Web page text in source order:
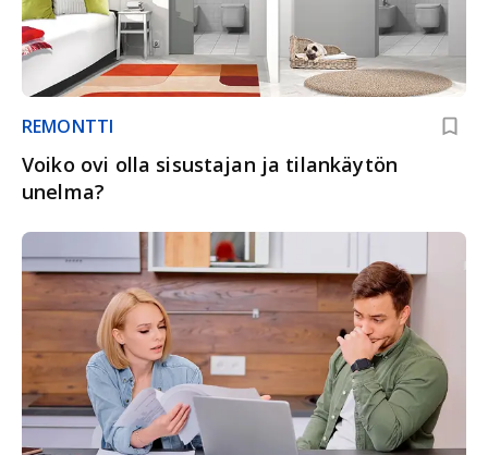
REMONTTI
Voiko ovi olla sisustajan ja tilankäytön
unelma?